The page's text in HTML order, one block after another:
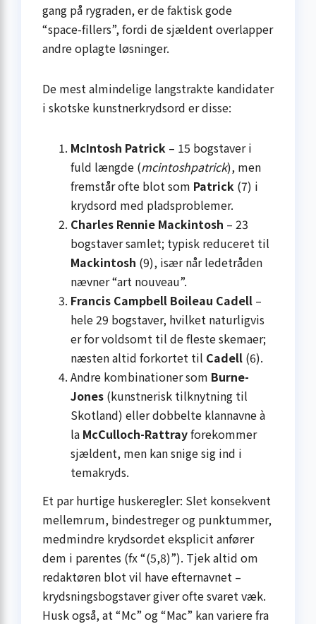
gang på rygraden, er de faktisk gode
“space-fillers”, fordi de sjældent overlapper
andre oplagte løsninger.
De mest almindelige langstrakte kandidater
i skotske kunstnerkrydsord er disse:
McIntosh Patrick – 15 bogstaver i
fuld længde (mcintoshpatrick), men
fremstår ofte blot som Patrick (7) i
krydsord med pladsproblemer.
Charles Rennie Mackintosh – 23
bogstaver samlet; typisk reduceret til
Mackintosh (9), især når ledetråden
nævner “art nouveau”.
Francis Campbell Boileau Cadell –
hele 29 bogstaver, hvilket naturligvis
er for voldsomt til de fleste skemaer;
næsten altid forkortet til Cadell (6).
Andre kombinationer som Burne-
Jones (kunstnerisk tilknytning til
Skotland) eller dobbelte klannavne à
la McCulloch-Rattrayforekommer
sjældent, men kan snige sig ind i
temakryds.
Et par hurtige huskeregler: Slet konsekvent
mellemrum, bindestreger og punktummer,
medmindre krydsordet eksplicit anfører
dem i parentes (fx “(5,8)”). Tjek altid om
redaktøren blot vil have efternavnet –
krydsningsbogstaver giver ofte svaret væk.
Husk også, at “Mc” og “Mac” kan variere fra